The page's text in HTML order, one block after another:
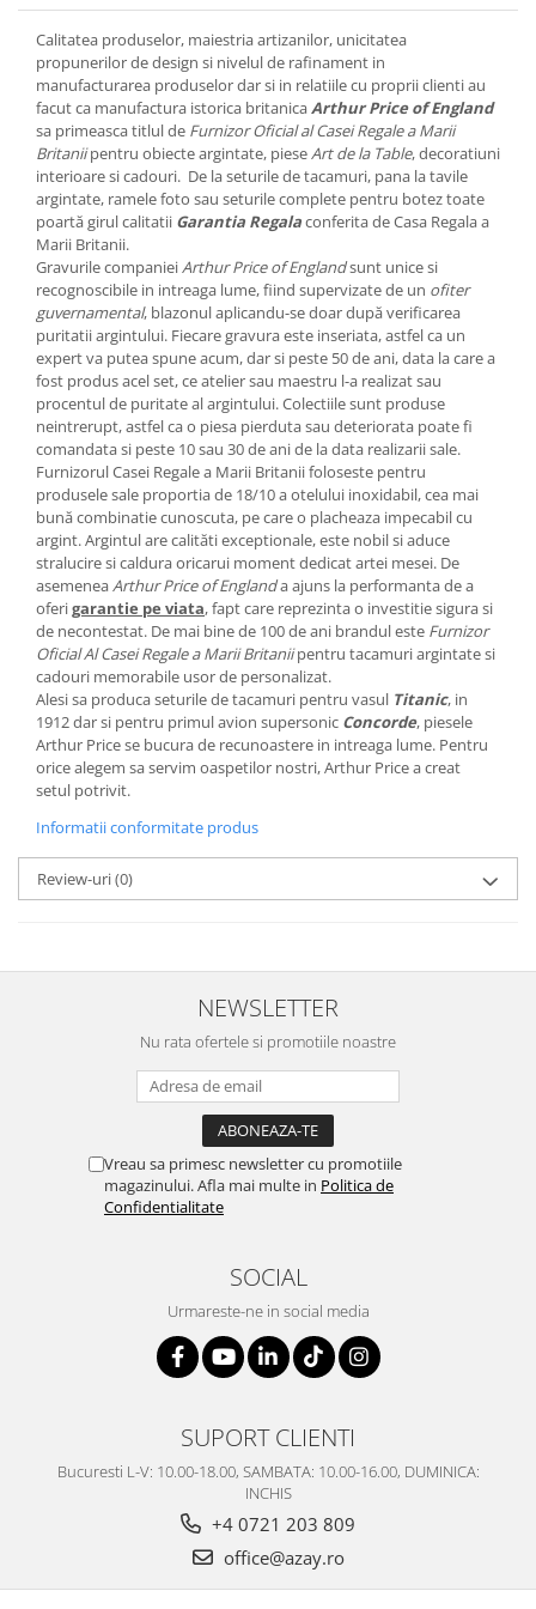
CELESTIAL PLATINUM
CORNUCOPIA
INTAGLIO
JASPER CONRAN GOLD
RENAISSANCE GOLD
ANTHEMION BLUE
BUTTERFLY BLOOM
OLD COUNTRY ROSES
PASHMINA
SIGNET PLATINUM
CELESTIAL GOLD
NATURE
CHINOISERIE WHITE
JASPER CONRAN WHITE
GILDED MUSE
WONDERLUST
MORRIS&AMP;CO
KINGSLEY
SERENDIPITY GOLD
SERENDIPITY PLATINUM
CHELSEA
MEDICEA
CELESTIAL
PATCHWORK WILLOW
BLUE LILY
HIBISCUS
SWAN
FLORENTINE TURQUOISE
RENAISSANCE RED
SERENDIPITY WHITE
FLOWER FESTIVAL BLUE
LOVE BIRDS
CHIQUE VERDE
CHIQUE STRIPES GALBEN
Calitatea produselor, maiestria artizanilor, unicitatea
propunerilor de design si nivelul de rafinament in
manufacturarea produselor dar si in relatiile cu proprii clienti au
facut ca manufactura istorica britanicaArthur Price of England
sa primeasca titlul de Furnizor Oficial al Casei Regale a Marii
Britaniipentru obiecte argintate, pieseArt de la Table, decoratiuni
interioare si cadouri. De la seturile de tacamuri, pana la tavile
argintate, ramele foto sau seturile complete pentru botez toate
poartă girul calitatii Garantia Regalaconferita de Casa Regala a
Marii Britanii.
Gravurile companieiArthur Price of Englandsunt unice si
recognoscibile in intreaga lume, fiind supervizate de un ofiter
guvernamental, blazonul aplicandu-se doar după verificarea
puritatii argintului. Fiecare gravura este inseriata, astfel ca un
expert va putea spune acum, dar si peste 50 de ani, data la care a
fost produs acel set, ce atelier sau maestru l-a realizat sau
procentul de puritate al argintului. Colectiile sunt produse
neintrerupt, astfel ca o piesa pierduta sau deteriorata poate fi
comandata si peste 10 sau 30 de ani de la data realizarii sale.
Furnizorul Casei Regale a Marii Britanii foloseste pentru
produsele sale proportia de 18/10 a otelului inoxidabil, cea mai
bună combinatie cunoscuta, pe care o placheaza impecabil cu
argint. Argintul are calităti exceptionale, este nobil si aduce
stralucire si caldura oricarui moment dedicat artei mesei. De
asemeneaArthur Price of Englanda ajuns la performanta de a
oferigarantie pe viata, fapt care reprezinta o investitie sigura si
de necontestat. De mai bine de 100 de ani brandul este Furnizor
Oficial Al Casei Regale a Marii Britaniipentru tacamuri argintate si
cadouri memorabile usor de personalizat.
Alesi sa produca seturile de tacamuri pentru vasul Titanic, in
1912 dar si pentru primul avion supersonic Concorde, piesele
Arthur Price se bucura de recunoastere in intreaga lume. Pentru
orice alegem sa servim oaspetilor nostri, Arthur Price a creat
setul potrivit.
Informatii conformitate produs
Review-uri(0)
NEWSLETTER
Nu rata ofertele si promotiile noastre
Vreau sa primesc newsletter cu promotiile
magazinului. Afla mai multe in Politica de
Confidentialitate
SOCIAL
Urmareste-ne in social media
SUPORT CLIENTI
Bucuresti L-V: 10.00-18.00, SAMBATA: 10.00-16.00, DUMINICA:
INCHIS
+4 0721 203 809
office@azay.ro